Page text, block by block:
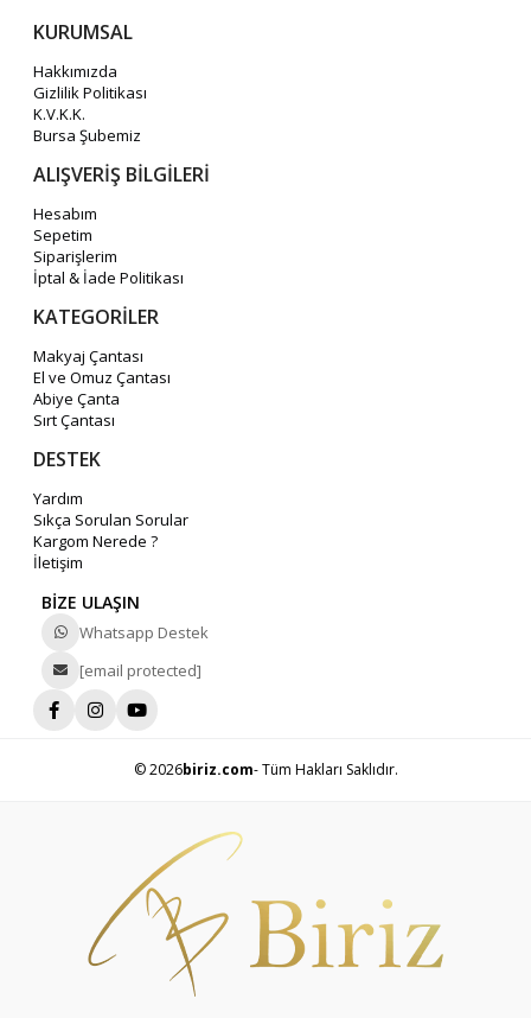
KURUMSAL
Hakkımızda
Gizlilik Politikası
K.V.K.K.
Bursa Şubemiz
ALIŞVERİŞ BİLGİLERİ
Hesabım
Sepetim
Siparişlerim
İptal & İade Politikası
KATEGORİLER
Makyaj Çantası
El ve Omuz Çantası
Abiye Çanta
Sırt Çantası
DESTEK
Yardım
Sıkça Sorulan Sorular
Kargom Nerede ?
İletişim
BİZE ULAŞIN
Whatsapp Destek
[email protected]
© 2026biriz.com- Tüm Hakları Saklıdır.